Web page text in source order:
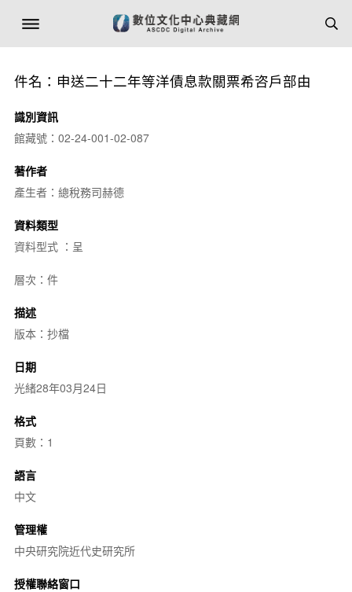
件名：申送二十二年等洋債息款關票希咨戶部由
識別資訊
館藏號：02-24-001-02-087
著作者
產生者：總稅務司赫德
資料類型
資料型式 ：呈
層次：件
描述
版本：抄檔
日期
光緒28年03月24日
格式
頁數：1
語言
中文
管理權
中央研究院近代史研究所
授權聯絡窗口